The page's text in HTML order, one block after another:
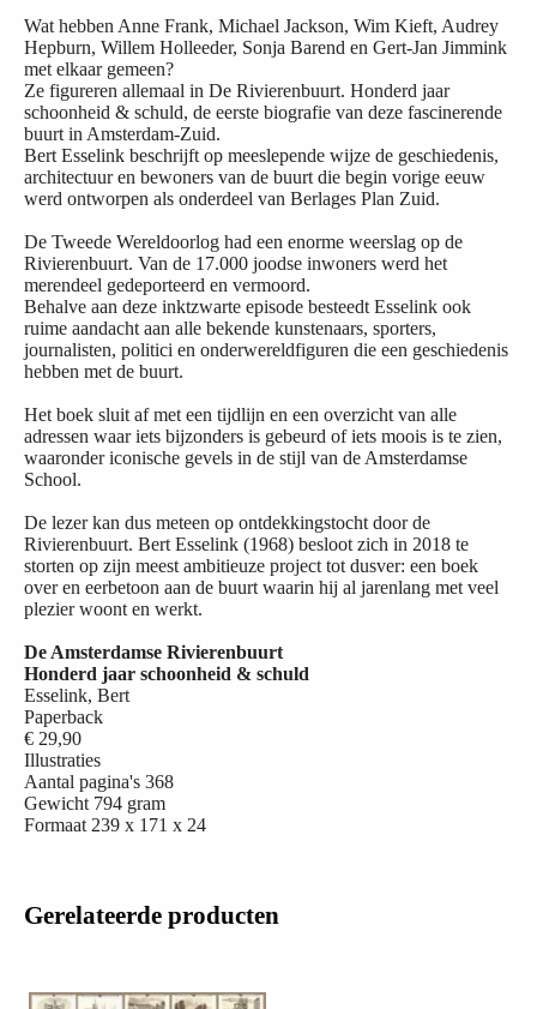
Wat hebben Anne Frank, Michael Jackson, Wim Kieft, Audrey
Hepburn, Willem Holleeder, Sonja Barend en Gert-Jan Jimmink
met elkaar gemeen?
Ze figureren allemaal in De Rivierenbuurt. Honderd jaar
schoonheid & schuld, de eerste biografie van deze fascinerende
buurt in Amsterdam-Zuid.
Bert Esselink beschrijft op meeslepende wijze de geschiedenis,
architectuur en bewoners van de buurt die begin vorige eeuw
werd ontworpen als onderdeel van Berlages Plan Zuid.
De Tweede Wereldoorlog had een enorme weerslag op de
Rivierenbuurt. Van de 17.000 joodse inwoners werd het
merendeel gedeporteerd en vermoord.
Behalve aan deze inktzwarte episode besteedt Esselink ook
ruime aandacht aan alle bekende kunstenaars, sporters,
journalisten, politici en onderwereldfiguren die een geschiedenis
hebben met de buurt.
Het boek sluit af met een tijdlijn en een overzicht van alle
adressen waar iets bijzonders is gebeurd of iets moois is te zien,
waaronder iconische gevels in de stijl van de Amsterdamse
School.
De lezer kan dus meteen op ontdekkingstocht door de
Rivierenbuurt. Bert Esselink (1968) besloot zich in 2018 te
storten op zijn meest ambitieuze project tot dusver: een boek
over en eerbetoon aan de buurt waarin hij al jarenlang met veel
plezier woont en werkt.
De Amsterdamse Rivierenbuurt
Honderd jaar schoonheid & schuld
Esselink, Bert
Paperback
€ 29,90
Illustraties
Aantal pagina's 368
Gewicht 794 gram
Formaat239 x 171 x 24
Gerelateerde producten